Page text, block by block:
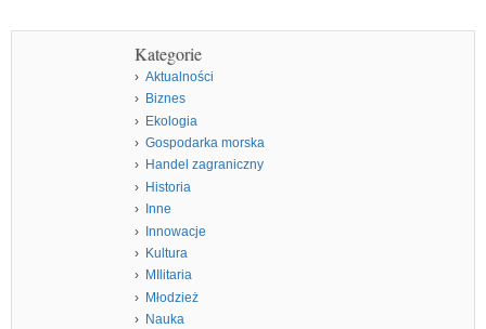
Kategorie
Aktualności
Biznes
Ekologia
Gospodarka morska
Handel zagraniczny
Historia
Inne
Innowacje
Kultura
MIlitaria
Młodzież
Nauka